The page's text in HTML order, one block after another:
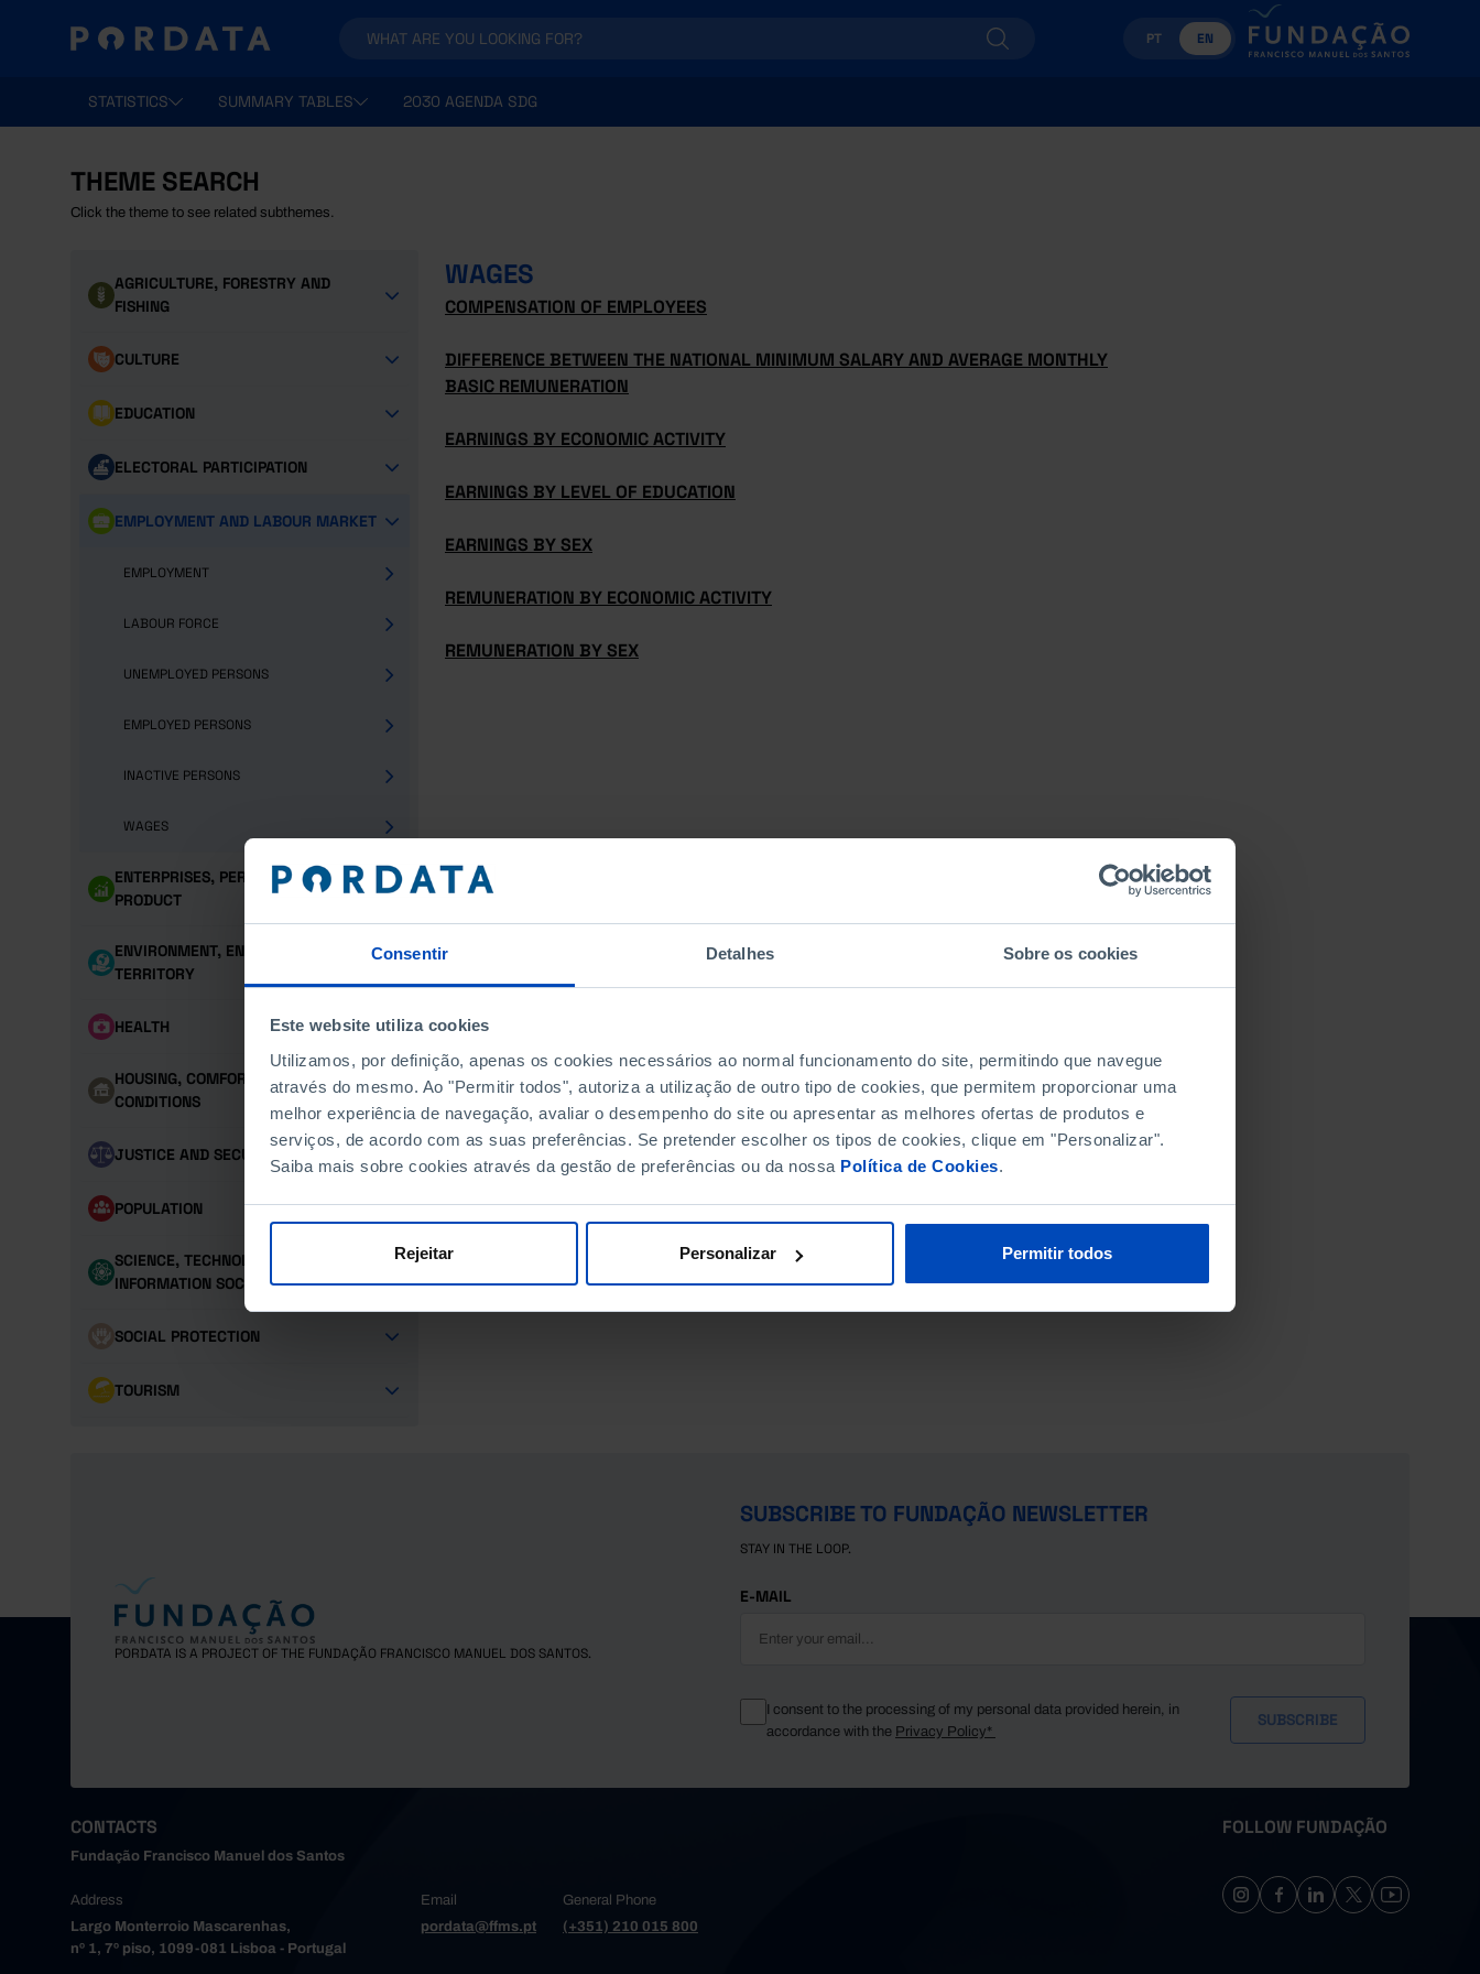
Consentir Detalhes Sobre os cookies
Este website utiliza cookies
Utilizamos, por definição, apenas os cookies necessários ao normal funcionamento do site, permitindo que navegue
através do mesmo. Ao "Permitir todos", autoriza a utilização de outro tipo de cookies, que permitem proporcionar uma
melhor experiência de navegação, avaliar o desempenho do site ou apresentar as melhores ofertas de produtos e
serviços, de acordo com as suas preferências. Se pretender escolher os tipos de cookies, clique em "Personalizar".
Saiba mais sobre cookies através da gestão de preferências ou da nossa Política de Cookies.
Rejeitar Personalizar Permitir todos
PT EN
STATISTICS SUMMARY TABLES 2030 AGENDA SDG
THEME SEARCH
Click the theme to see related subthemes.
AGRICULTURE, FORESTRY AND
FISHING
CULTURE
EDUCATION
ELECTORAL PARTICIPATION
EMPLOYMENT AND LABOUR MARKET
EMPLOYMENT
LABOUR FORCE
UNEMPLOYED PERSONS
EMPLOYED PERSONS
INACTIVE PERSONS
WAGES
ENTERPRISES, PERSONNEL AND
PRODUCT
ENVIRONMENT, ENERGY AND
TERRITORY
HEALTH
HOUSING, COMFORT AND LIVING
CONDITIONS
JUSTICE AND SECURITY
POPULATION
SCIENCE, TECHNOLOGY AND
INFORMATION SOCIETY
SOCIAL PROTECTION
TOURISM
WAGES
COMPENSATION OF EMPLOYEES
DIFFERENCE BETWEEN THE NATIONAL MINIMUM SALARY AND AVERAGE MONTHLY
BASIC REMUNERATION
EARNINGS BY ECONOMIC ACTIVITY
EARNINGS BY LEVEL OF EDUCATION
EARNINGS BY SEX
REMUNERATION BY ECONOMIC ACTIVITY
REMUNERATION BY SEX
PORDATA IS A PROJECT OF THE FUNDAÇÃO FRANCISCO MANUEL DOS SANTOS.
SUBSCRIBE TO FUNDAÇÃO NEWSLETTER
STAY IN THE LOOP.
E-MAIL
I consent to the processing of my personal data provided herein, in
accordance with the Privacy Policy*
CONTACTS
Fundação Francisco Manuel dos Santos
Address
Largo Monterroio Mascarenhas,
nº 1, 7º piso, 1099-081 Lisboa - Portugal
Email
pordata@ffms.pt
General Phone
(+351) 210 015 800
FOLLOW FUNDAÇÃO